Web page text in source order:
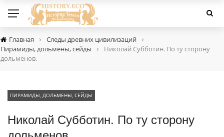
Главная › Следы древних цивилизаций ›
Пирамиды, дольмены, сейды ›
Николай Субботин. По ту сторону
дольменов.
ПИРАМИДЫ, ДОЛЬМЕНЫ, СЕЙДЫ
Николай Субботин. По ту сторону